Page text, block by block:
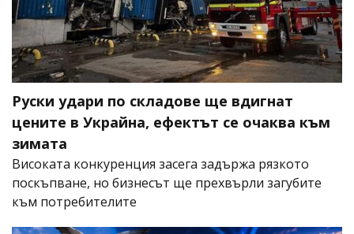
Руски удари по складове ще вдигнат
цените в Украйна, ефектът се очаква към
зимата
Високата конкуренция засега задържа рязкото
поскъпване, но бизнесът ще прехвърли загубите
към потребителите